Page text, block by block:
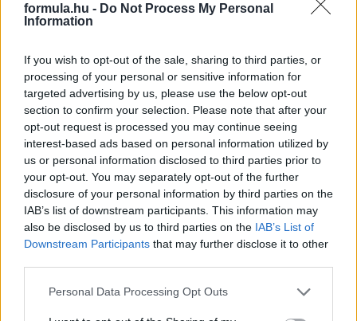
formula.hu - Do Not Process My Personal
Information
If you wish to opt-out of the sale, sharing to third parties, or
processing of your personal or sensitive information for
targeted advertising by us, please use the below opt-out
section to confirm your selection. Please note that after your
opt-out request is processed you may continue seeing
interest-based ads based on personal information utilized by
us or personal information disclosed to third parties prior to
your opt-out. You may separately opt-out of the further
disclosure of your personal information by third parties on the
IAB’s list of downstream participants. This information may
also be disclosed by us to third parties on the IAB’s List of
Downstream Participants that may further disclose it to other
Please note that this website/app uses one or more Google
Personal Data Processing Opt Outs
hallott Chase Carey-ről, pedig a következő években kevés
embernek lesz akkora szerepe a sportágban, mint a 62 éves
bajuszos amerikainak.
részletek
Hallgasd meg a Formula Podcast
legfrissebb adását!